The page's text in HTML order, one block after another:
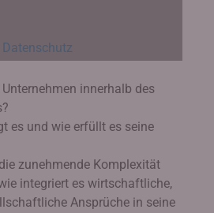
Datenschutz
innerhalb des
es und wie erfüllt es seine
zunehmende Komplexität
integriert es wirtschaftliche,
Ansprüche in seine